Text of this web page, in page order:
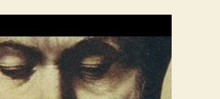
tua sabedoria e a tua fé. Mostra tua bondade,
esforçarei para imitar tuas virtudes.
meu, o estudo geralmente é difícil, duro
Tu podes deixar tudo isso mais fácil e